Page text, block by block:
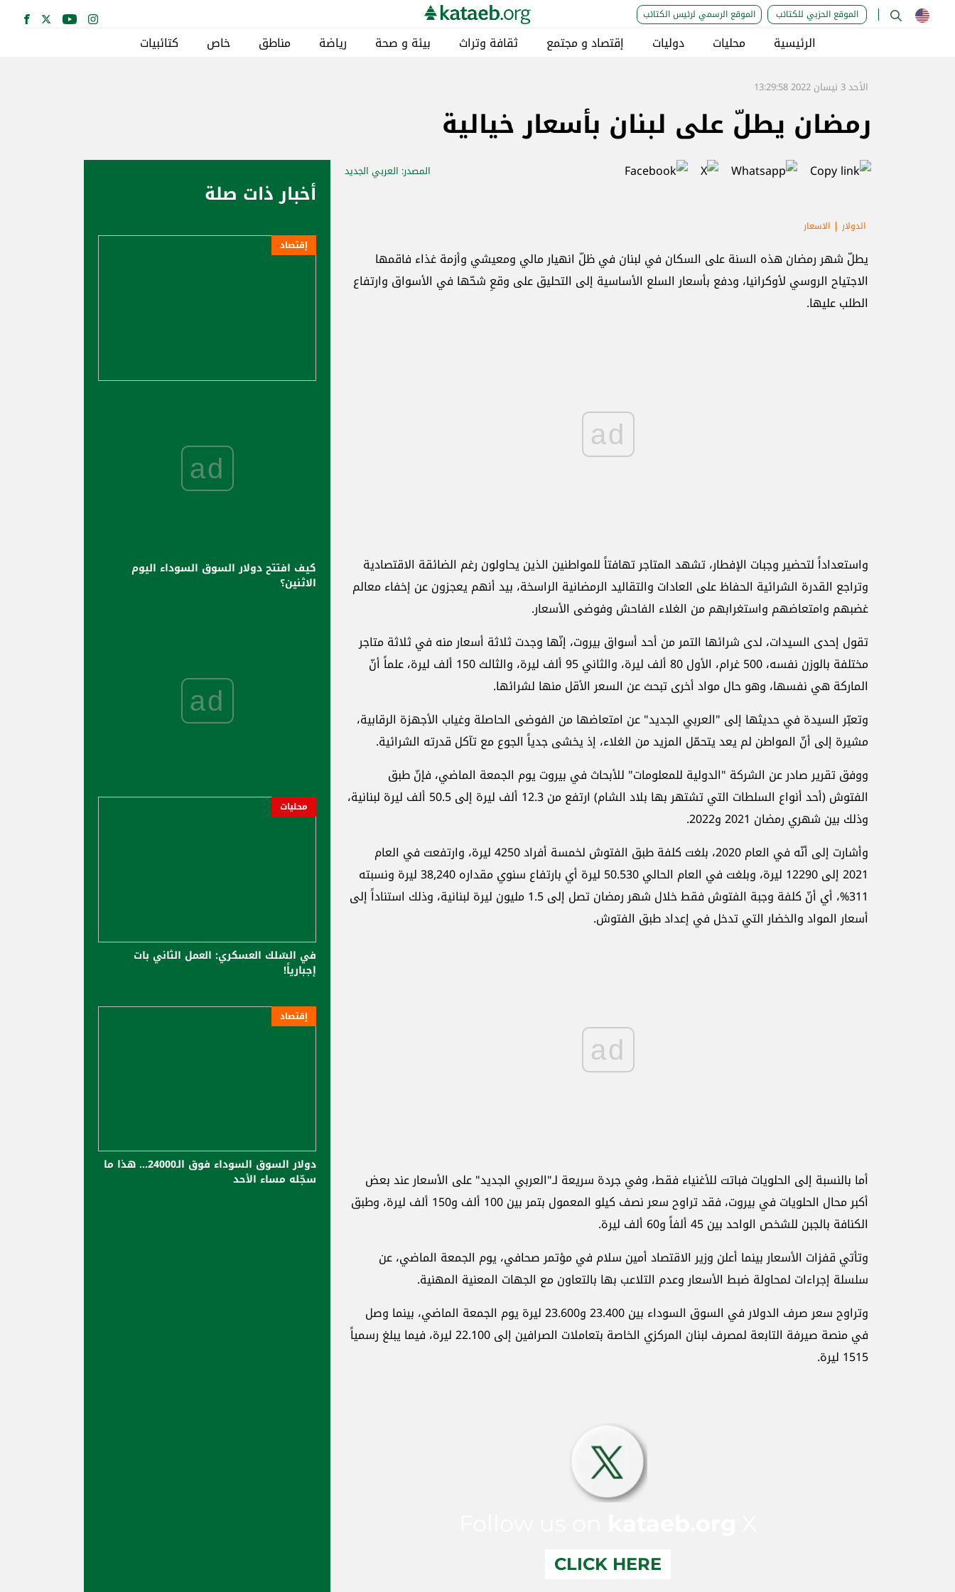
الموقع الحزبي للكتائب الموقع الرسمي لرئيس الكتائب
الرئيسية محليات دوليات إقتصاد و مجتمع ثقافة وتراث بيئة و صحة رياضة مناطق خاص كتائبيات
الأحد 3 نيسان 2022 13:29:58
رمضان يطلّ على لبنان بأسعار خيالية
المصدر: العربي الجديد
الدولار الاسعار
يطلّ شهر رمضان هذه السنة على السكان في لبنان في ظلّ انهيار مالي ومعيشي وأزمة غذاء فاقمها
الاجتياح الروسي لأوكرانيا، ودفع بأسعار السلع الأساسية إلى التحليق على وقعِ شحّها في الأسواق وارتفاع
الطلب عليها.
ad
واستعداداً لتحضير وجبات الإفطار، تشهد المتاجر تهافتاً للمواطنين الذين يحاولون رغم الضائقة الاقتصادية
وتراجع القدرة الشرائية الحفاظ على العادات والتقاليد الرمضانية الراسخة، بيد أنهم يعجزون عن إخفاء معالم
غضبهم وامتعاضهم واستغرابهم من الغلاء الفاحش وفوضى الأسعار.
تقول إحدى السيدات، لدى شرائها التمر من أحد أسواق بيروت، إنّها وجدت ثلاثة أسعار منه في ثلاثة متاجر
مختلفة بالوزن نفسه، 500 غرام، الأول 80 ألف ليرة، والثاني 95 ألف ليرة، والثالث 150 ألف ليرة، علماً أنّ
الماركة هي نفسها، وهو حال مواد أخرى تبحث عن السعر الأقل منها لشرائها.
وتعبّر السيدة في حديثها إلى "العربي الجديد" عن امتعاضها من الفوضى الحاصلة وغياب الأجهزة الرقابية،
مشيرة إلى أنّ المواطن لم يعد يتحمّل المزيد من الغلاء، إذ يخشى جدياً الجوع مع تآكل قدرته الشرائية.
ووفق تقرير صادر عن الشركة "الدولية للمعلومات" للأبحاث في بيروت يوم الجمعة الماضي، فإنّ طبق
الفتوش (أحد أنواع السلطات التي تشتهر بها بلاد الشام) ارتفع من 12.3 ألف ليرة إلى 50.5 ألف ليرة لبنانية،
وذلك بين شهري رمضان 2021 و2022.
وأشارت إلى أنّه في العام 2020، بلغت كلفة طبق الفتوش لخمسة أفراد 4250 ليرة، وارتفعت في العام
2021 إلى 12290 ليرة، وبلغت في العام الحالي 50.530 ليرة أي بارتفاع سنوي مقداره 38,240 ليرة ونسبته
311%، أي أنّ كلفة وجبة الفتوش فقط خلال شهر رمضان تصل إلى 1.5 مليون ليرة لبنانية، وذلك استناداً إلى
أسعار المواد والخضار التي تدخل في إعداد طبق الفتوش.
ad
أما بالنسبة إلى الحلويات فباتت للأغنياء فقط، وفي جردة سريعة لـ"العربي الجديد" على الأسعار عند بعض
أكبر محال الحلويات في بيروت، فقد تراوح سعر نصف كيلو المعمول بتمر بين 100 ألف و150 ألف ليرة، وطبق
الكنافة بالجبن للشخص الواحد بين 45 ألفاً و60 ألف ليرة.
وتأتي قفزات الأسعار بينما أعلن وزير الاقتصاد أمين سلام في مؤتمر صحافي، يوم الجمعة الماضي، عن
سلسلة إجراءات لمحاولة ضبط الأسعار وعدم التلاعب بها بالتعاون مع الجهات المعنية المهنية.
وتراوح سعر صرف الدولار في السوق السوداء بين 23.400 و23.600 ليرة يوم الجمعة الماضي، بينما وصل
في منصة صيرفة التابعة لمصرف لبنان المركزي الخاصة بتعاملات الصرافين إلى 22.100 ليرة، فيما يبلغ رسمياً
1515 ليرة.
CLICK HERE
أخبار ذات صلة
إقتصاد
ad
كيف افتتح دولار السوق السوداء اليوم
الاثنين؟
ad
محليات
في السّلك العسكري: العمل الثاني بات
إجبارياً!
إقتصاد
دولار السوق السوداء فوق الـ24000... هذا ما
سجّله مساء الأحد